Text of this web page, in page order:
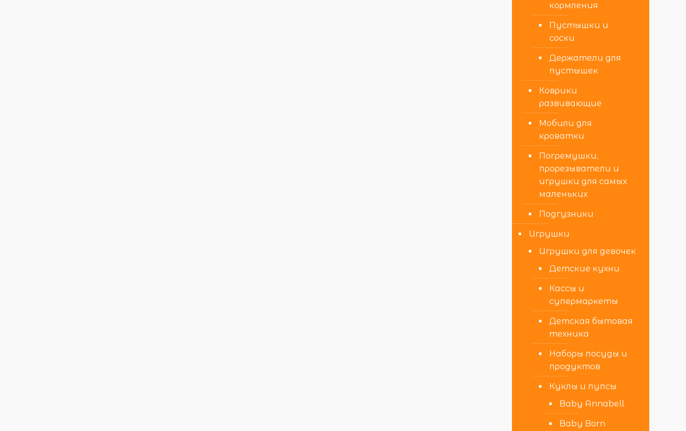
кормления
Пустышки и
соски
Держатели для
пустышек
Коврики
развивающие
Мобили для
кроватки
Погремушки,
прорезыватели и
игрушки для самых
маленьких
Подгузники
Игрушки
Игрушки для девочек
Детские кухни
Кассы и
супермаркеты
Детская бытовая
техника
Наборы посуды и
продуктов
Куклы и пупсы
Baby Annabell
Baby Born